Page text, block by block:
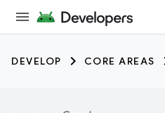
DEVELOP CORE AREAS